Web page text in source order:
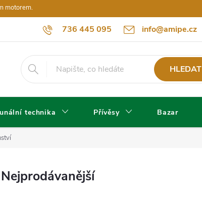
motorem.
736 445 095 info@amipe.cz
HLEDAT
technika Přívěsy Bazar
Nejprodávanější